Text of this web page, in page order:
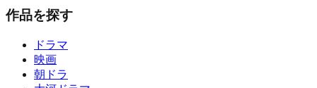
作品を探す
ドラマ
映画
朝ドラ